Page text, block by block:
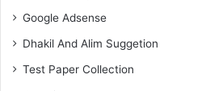
Google Adsense
Dhakil And Alim Suggetion
Test Paper Collection